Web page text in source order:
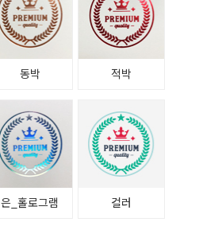
동박 적박
은_홀로그램 컬러